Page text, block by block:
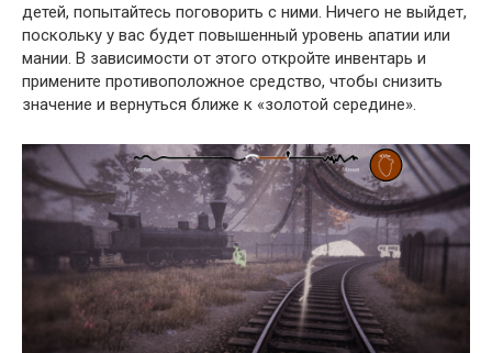
детей, попытайтесь поговорить с ними. Ничего не выйдет,
поскольку у вас будет повышенный уровень апатии или
мании. В зависимости от этого откройте инвентарь и
примените противоположное средство, чтобы снизить
значение и вернуться ближе к «золотой середине».